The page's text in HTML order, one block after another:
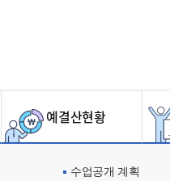
예결산현황
수업공개 계획